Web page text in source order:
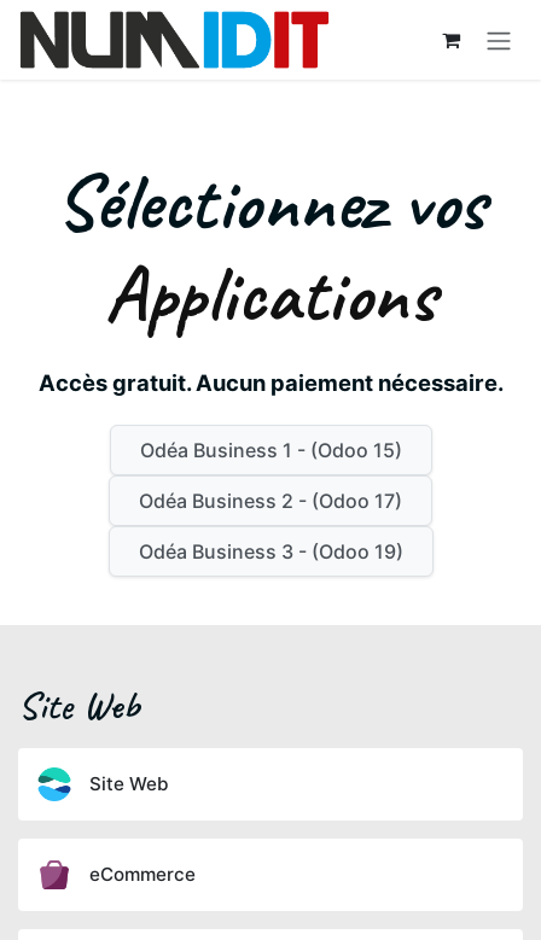
Se rendre au contenu
Sélectionnez vos
Applications
Accès gratuit. Aucun paiement nécessaire.
Odéa Business 1 - (Odoo 15)
Odéa Business 2 - (Odoo 17)
Odéa Business 3 - (Odoo 19)
Site Web
Site Web
eCommerce